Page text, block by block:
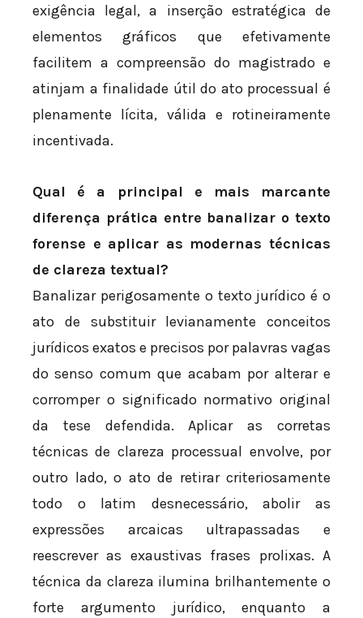
exigência legal, a inserção estratégica de
elementos gráficos que efetivamente
facilitem a compreensão do magistrado e
atinjam a finalidade útil do ato processual é
plenamente lícita, válida e rotineiramente
incentivada.
Qual é a principal e mais marcante
diferença prática entre banalizar o texto
forense e aplicar as modernas técnicas
de clareza textual?
Banalizar perigosamente o texto jurídico é o
ato de substituir levianamente conceitos
jurídicos exatos e precisos por palavras vagas
do senso comum que acabam por alterar e
corromper o significado normativo original
da tese defendida. Aplicar as corretas
técnicas de clareza processual envolve, por
outro lado, o ato de retirar criteriosamente
todo o latim desnecessário, abolir as
expressões arcaicas ultrapassadas e
reescrever as exaustivas frases prolixas. A
técnica da clareza ilumina brilhantemente o
forte argumento jurídico, enquanto a